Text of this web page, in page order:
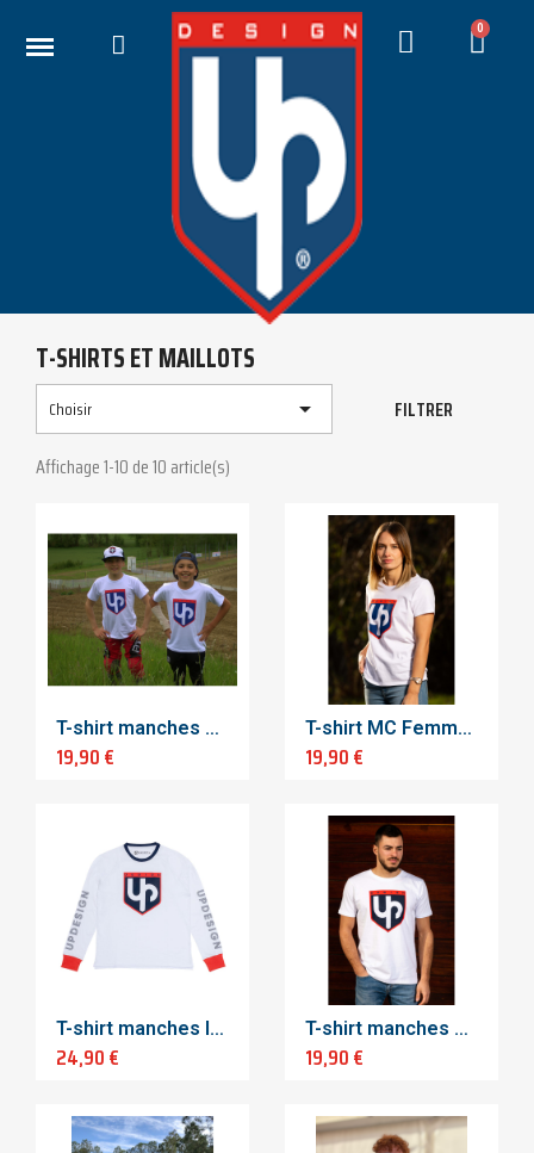
T-SHIRTS ET MAILLOTS
Choisir 
FILTRER
Affichage 1-10 de 10 article(s)
T-shirt manches courtes - Taille Enfant (8 - 10ans)
19,90 €
T-shirt MC Femme - M
19,90 €
T-shirt manches longues
24,90 €
T-shirt manches courtes
19,90 €